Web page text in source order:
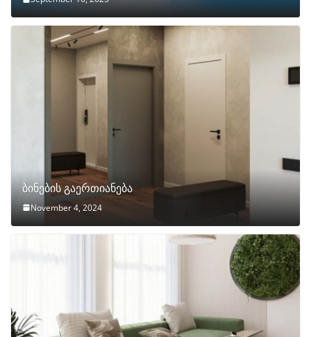
ბინების გაერთიანება
November 4, 2024